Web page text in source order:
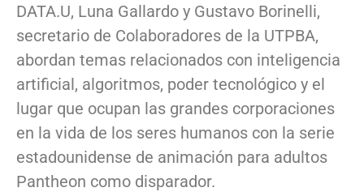
DATA.U, Luna Gallardo y Gustavo Borinelli,
secretario de Colaboradores de la UTPBA,
abordan temas relacionados con inteligencia
artificial, algoritmos, poder tecnológico y el
lugar que ocupan las grandes corporaciones
en la vida de los seres humanos con la serie
estadounidense de animación para adultos
Pantheon como disparador.